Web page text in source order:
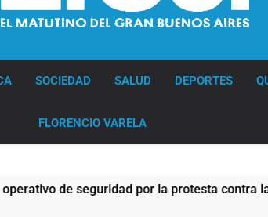
SOCIEDAD SALUD DEPORTES
FLORENCIO VARELA
de seguridad por la protesta contra la